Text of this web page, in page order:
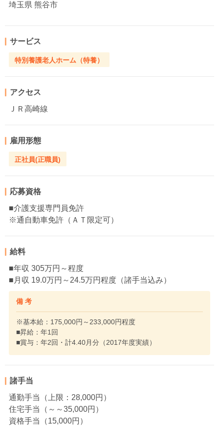
埼玉県 熊谷市
サービス
特別養護老人ホーム（特養）
アクセス
ＪＲ高崎線
雇用形態
正社員(正職員)
応募資格
■介護支援専門員免許
※通自動車免許（ＡＴ限定可）
給料
■年収 305万円～程度
■月収 19.0万円～24.5万円程度（諸手当込み）
備 考
※基本給：175,000円～233,000円程度
■昇給：年1回
■賞与：年2回・計4.40月分（2017年度実績）
諸手当
通勤手当（上限：28,000円）
住宅手当（～～35,000円）
資格手当（15,000円）